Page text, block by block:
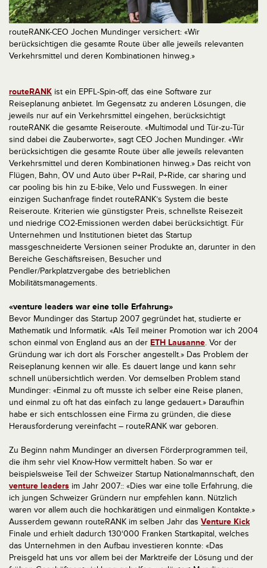
routeRANK-CEO Jochen Mundinger versichert: «Wir
berücksichtigen die gesamte Route über alle jeweils relevanten
Verkehrsmittel und deren Kombinationen hinweg.»
routeRANK ist ein EPFL-Spin-off, das eine Software zur
Reiseplanung anbietet. Im Gegensatz zu anderen Lösungen, die
jeweils nur auf ein Verkehrsmittel eingehen, berücksichtigt
routeRANK die gesamte Reiseroute. «Multimodal und Tür-zu-Tür
sind dabei die Zauberworte», sagt CEO Jochen Mundinger. «Wir
berücksichtigen die gesamte Route über alle jeweils relevanten
Verkehrsmittel und deren Kombinationen hinweg.» Das reicht von
Flügen, Bahn, ÖV und Auto über P+Rail, P+Ride, car sharing und
car pooling bis hin zu E-bike, Velo und Fusswegen. In einer
einzigen Suchanfrage findet routeRANK’s System die beste
Reiseroute. Kriterien wie günstigster Preis, schnellste Reisezeit
und niedrige CO2-Emissionen werden dabei berücksichtigt. Für
Unternehmen und Institutionen bietet das Startup
massgeschneiderte Versionen seiner Produkte an, darunter in den
Bereiche Geschäftsreisen, Besucher und
Pendler/Parkplatzvergabe des betrieblichen
Mobilitätsmanagements.
«venture leaders war eine tolle Erfahrung»
Bevor Mundinger das Startup 2007 gegründet hat, studierte er
Mathematik und Informatik. «Als Teil meiner Promotion war ich 2004
schon einmal von England aus an der ETH Lausanne. Vor der
Gründung war ich dort als Forscher angestellt.» Das Problem der
Reiseplanung kennen wir alle. Es dauert lange und kann sehr
schnell unübersichtlich werden. Vor demselben Problem stand
Mundinger: «Einmal zu oft musste ich selber eine Reise planen,
und einmal zu oft hat das einfach zu lange gedauert.» Daraufhin
habe er sich entschlossen eine Firma zu gründen, die diese
Herausforderung vereinfacht – routeRANK war geboren.
Zu Beginn nahm Mundinger an diversen Förderprogrammen teil,
die ihm sehr viel Know-How vermittelt haben. So war er
beispielsweise Teil der Schweizer Startup Nationalmannschaft, den
venture leaders im Jahr 2007:: «Dies war eine tolle Erfahrung, die
ich jungen Schweizer Gründern nur empfehlen kann. Nützlich
waren vor allem auch die hochkarätigen und einmaligen Kontakte.»
Ausserdem gewann routeRANK im selben Jahr das Venture Kick
Finale und erhielt dadurch 130‘000 Franken Startkapital, welches
das Unternehmen in den Aufbau investieren konnte: «Das
Preisgeld hat uns vor allem bei der Marktreife der Lösung und der